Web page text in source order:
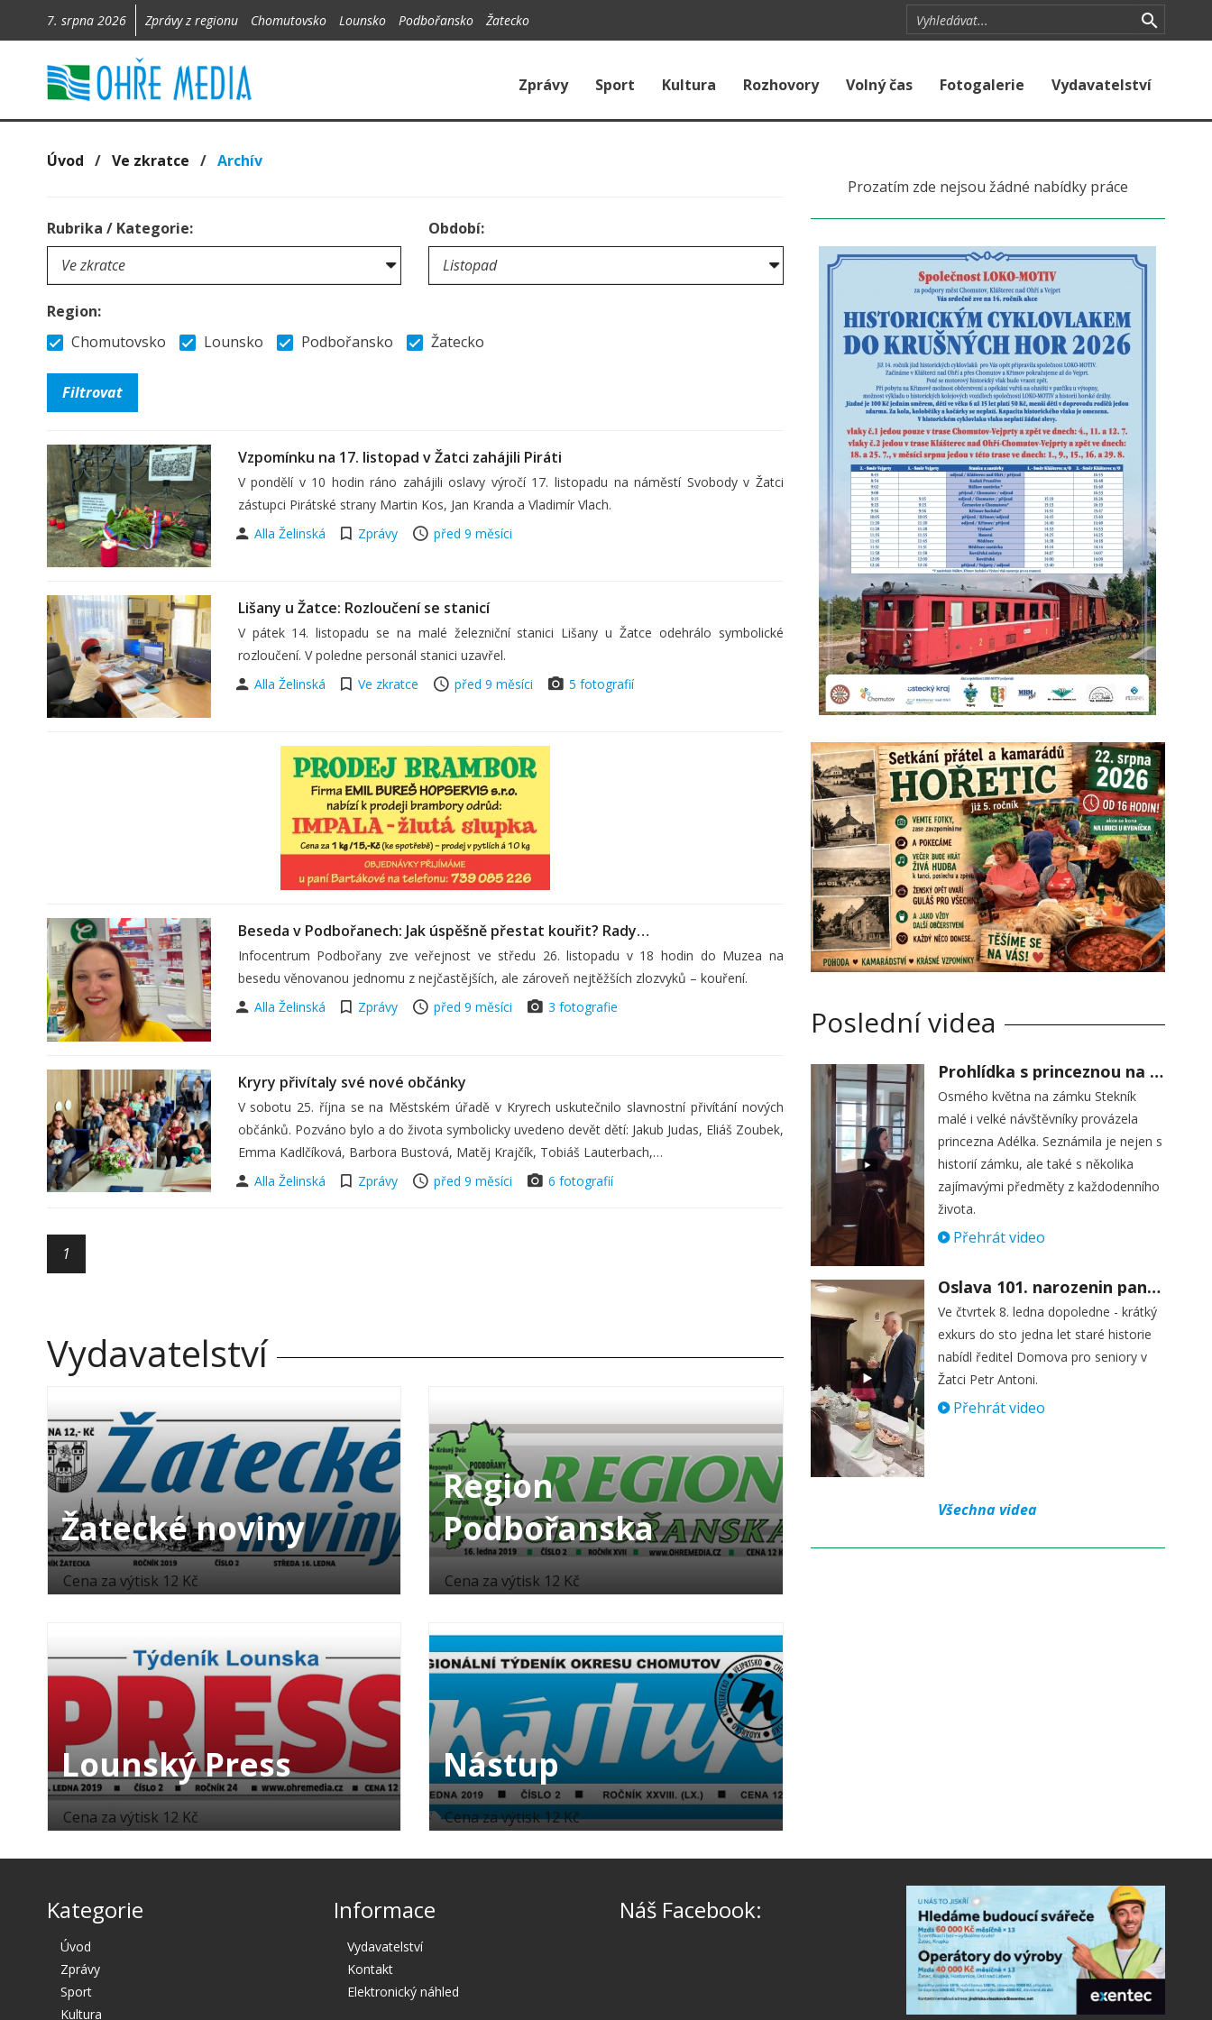
7. srpna 2026 Zprávy z regionu Chomutovsko Lounsko Podbořansko Žatecko
Zprávy Sport Kultura Rozhovory Volný čas Fotogalerie Vydavatelství
Úvod / Ve zkratce / Archív
Rubrika / Kategorie: Období:
Region:
Chomutovsko
Lounsko Podbořansko Žatecko
Vzpomínku na 17. listopad v Žatci zahájili Piráti
V pondělí v 10 hodin ráno zahájili oslavy výročí 17. listopadu na náměstí Svobody v Žatci
zástupci Pirátské strany Martin Kos, Jan Kranda a Vladimír Vlach.
Alla Želinská
Zprávy před 9 měsíci
Lišany u Žatce: Rozloučení se stanicí
V pátek 14. listopadu se na malé železniční stanici Lišany u Žatce odehrálo symbolické
rozloučení. V poledne personál stanici uzavřel.
Alla Želinská
Ve zkratce před 9 měsíci 5 fotografií
Beseda v Podbořanech: Jak úspěšně přestat kouřit? Rady…
Infocentrum Podbořany zve veřejnost ve středu 26. listopadu v 18 hodin do Muzea na
besedu věnovanou jednomu z nejčastějších, ale zároveň nejtěžších zlozvyků – kouření.
Alla Želinská
Zprávy před 9 měsíci 3 fotografie
Kryry přivítaly své nové občánky
V sobotu 25. října se na Městském úřadě v Kryrech uskutečnilo slavnostní přivítání nových
občánků. Pozváno bylo a do života symbolicky uvedeno devět dětí: Jakub Judas, Eliáš Zoubek,
Emma Kadlčíková, Barbora Bustová, Matěj Krajčík, Tobiáš Lauterbach,…
Alla Želinská
Zprávy před 9 měsíci 6 fotografií
1
Vydavatelství
Žatecké noviny
Cena za výtisk 12 Kč
Lounský Press
Cena za výtisk 12 Kč
Region
Podbořanska
Cena za výtisk 12 Kč
Nástup
Cena za výtisk 12 Kč
Prozatím zde nejsou žádné nabídky práce
Poslední videa
Prohlídka s princeznou na zámku Stekník
Osmého května na zámku Stekník
malé i velké návštěvníky provázela
princezna Adélka. Seznámila je nejen s
historií zámku, ale také s několika
zajímavými předměty z každodenního
života.
Přehrát video
Oslava 101. narozenin paní Věry Skořepové
Ve čtvrtek 8. ledna dopoledne - krátký
exkurs do sto jedna let staré historie
nabídl ředitel Domova pro seniory v
Žatci Petr Antoni.
Přehrát video
Všechna videa
Kategorie
Úvod
Zprávy
Sport
Kultura
Informace
Vydavatelství
Kontakt
Elektronický náhled
Náš Facebook: